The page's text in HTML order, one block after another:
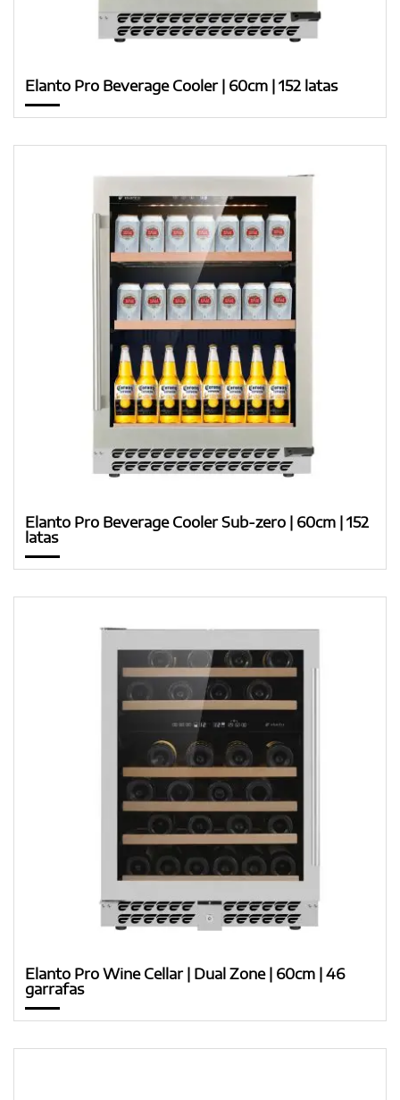
Elanto Pro Beverage Cooler | 60cm | 152 latas
Elanto Pro Beverage Cooler Sub-zero | 60cm | 152
latas
Elanto Pro Wine Cellar | Dual Zone | 60cm | 46
garrafas